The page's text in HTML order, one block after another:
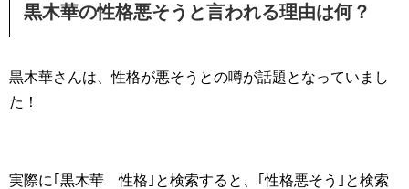
黒木華の性格悪そうと言われる理由は何？
黒木華さんは、性格が悪そうとの噂が話題となっていまし
た！
実際に｢黒木華 性格｣と検索すると、｢性格悪そう｣と検索